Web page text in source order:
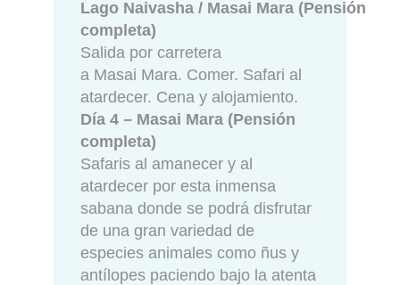
Lago Naivasha / Masai Mara (Pensión
completa)
Salida por carretera
a Masai Mara. Comer. Safari al
atardecer. Cena y alojamiento.
Día 4 – Masai Mara (Pensión
completa)
Safaris al amanecer y al
atardecer por esta inmensa
sabana donde se podrá disfrutar
de una gran variedad de
especies animales como ñus y
antílopes paciendo bajo la atenta